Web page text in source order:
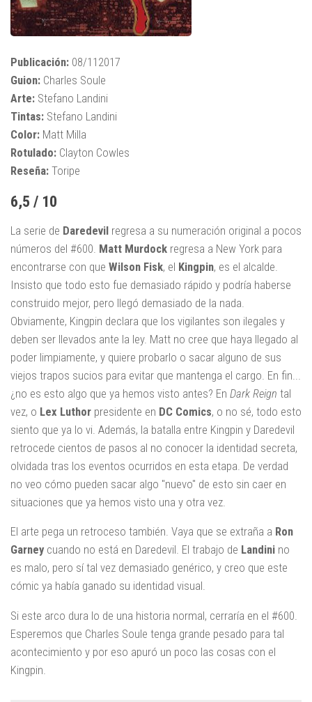
Publicación: 08/112017
Guion: Charles Soule
Arte: Stefano Landini
Tintas: Stefano Landini
Color: Matt Milla
Rotulado: Clayton Cowles
Reseña: Toripe
6,5 / 10
La serie de Daredevil regresa a su numeración original a pocos
números del #600. Matt Murdock regresa a New York para
encontrarse con que Wilson Fisk, el Kingpin, es el alcalde.
Insisto que todo esto fue demasiado rápido y podría haberse
construido mejor, pero llegó demasiado de la nada.
Obviamente, Kingpin declara que los vigilantes son ilegales y
deben ser llevados ante la ley. Matt no cree que haya llegado al
poder limpiamente, y quiere probarlo o sacar alguno de sus
viejos trapos sucios para evitar que mantenga el cargo. En fin...
¿no es esto algo que ya hemos visto antes? En Dark Reign tal
vez, o Lex Luthor presidente en DC Comics, o no sé, todo esto
siento que ya lo vi. Además, la batalla entre Kingpin y Daredevil
retrocede cientos de pasos al no conocer la identidad secreta,
olvidada tras los eventos ocurridos en esta etapa. De verdad
no veo cómo pueden sacar algo "nuevo" de esto sin caer en
situaciones que ya hemos visto una y otra vez.
El arte pega un retroceso también. Vaya que se extraña a Ron
Garney cuando no está en Daredevil. El trabajo de Landini no
es malo, pero sí tal vez demasiado genérico, y creo que este
cómic ya había ganado su identidad visual.
Si este arco dura lo de una historia normal, cerraría en el #600.
Esperemos que Charles Soule tenga grande pesado para tal
acontecimiento y por eso apuró un poco las cosas con el
Kingpin.